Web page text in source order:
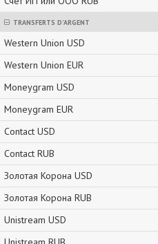
TRANSFERTS D'ARGENT
Western Union USD
Western Union EUR
Moneygram USD
Moneygram EUR
Contact USD
Contact RUB
Золотая Корона USD
Золотая Корона RUB
Unistream USD